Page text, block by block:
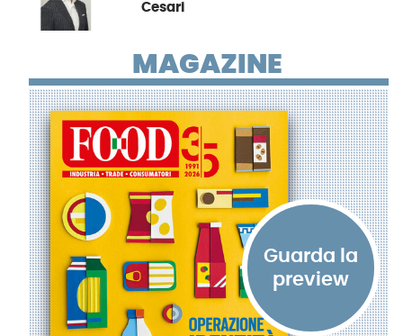
Cesari
MAGAZINE